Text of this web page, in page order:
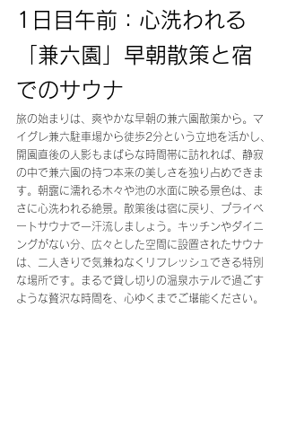
1日目午前：心洗われる
「兼六園」早朝散策と宿
でのサウナ
旅の始まりは、爽やかな早朝の兼六園散策から。マ
イグレ兼六駐車場から徒歩2分という立地を活かし、
開園直後の人影もまばらな時間帯に訪れれば、静寂
の中で兼六園の持つ本来の美しさを独り占めできま
す。朝露に濡れる木々や池の水面に映る景色は、ま
さに心洗われる絶景。散策後は宿に戻り、プライベ
ートサウナで一汗流しましょう。キッチンやダイニ
ングがない分、広々とした空間に設置されたサウナ
は、二人きりで気兼ねなくリフレッシュできる特別
な場所です。まるで貸し切りの温泉ホテルで過ごす
ような贅沢な時間を、心ゆくまでご堪能ください。